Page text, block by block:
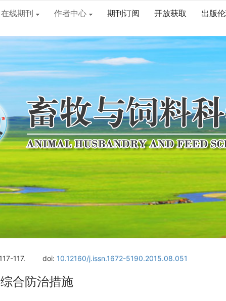
在线期刊 作者中心 期刊订阅 开放获取 出版
117. doi: 10.12160/j.issn.1672-5190.2015.08.051
合防治措施